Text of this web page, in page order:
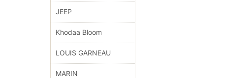
JEEP
Khodaa Bloom
LOUIS GARNEAU
MARIN